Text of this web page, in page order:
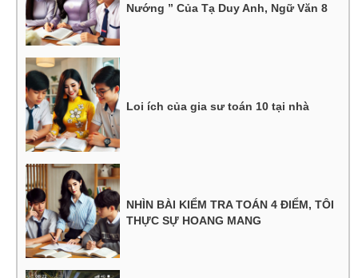
Nướng ” Của Tạ Duy Anh, Ngữ Văn 8
Loi ích của gia sư toán 10 tại nhà
NHÌN BÀI KIỂM TRA TOÁN 4 ĐIỂM, TÔI
THỰC SỰ HOANG MANG